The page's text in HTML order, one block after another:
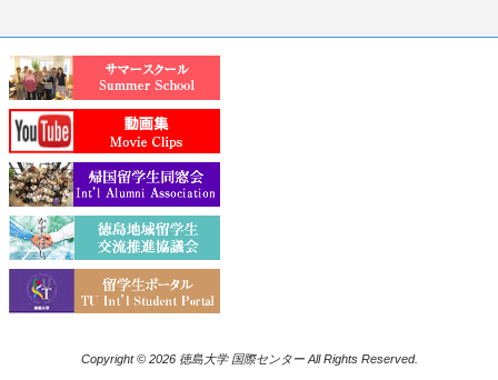
Copyright © 2026 徳島大学 国際センター All Rights Reserved.